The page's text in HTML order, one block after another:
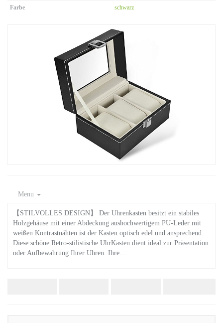
Farbe
schwarz
Menu
【STILVOLLES DESIGN】 Der Uhrenkasten besitzt ein stabiles
Holzgehäuse mit einer Abdeckung aushochwertigem PU-Leder mit
weißen Kontrastnähten ist der Kasten optisch edel und ansprechend.
Diese schöne Retro-stilistische UhrKasten dient ideal zur Präsentation
oder Aufbewahrung Ihrer Uhren. Ihre…